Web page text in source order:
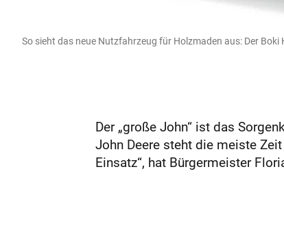
So sieht das neue Nutzfahrzeug für Holzmaden aus: Der Boki
Der „große John“ ist das
John Deere steht die meiste
Einsatz“, hat Bürgermeister